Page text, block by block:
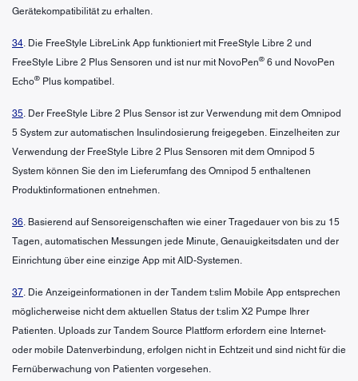
Gerätekompatibilität zu erhalten.
34. Die FreeStyle LibreLink App funktioniert mit FreeStyle Libre 2 und
FreeStyle Libre 2 Plus Sensoren und ist nur mit NovoPen® 6 und NovoPen
Echo® Plus kompatibel.
35. Der FreeStyle Libre 2 Plus Sensor ist zur Verwendung mit dem Omnipod
5 System zur automatischen Insulindosierung freigegeben. Einzelheiten zur
Verwendung der FreeStyle Libre 2 Plus Sensoren mit dem Omnipod 5
System können Sie den im Lieferumfang des Omnipod 5 enthaltenen
Produktinformationen entnehmen.
36. Basierend auf Sensoreigenschaften wie einer Tragedauer von bis zu 15
Tagen, automatischen Messungen jede Minute, Genauigkeitsdaten und der
Einrichtung über eine einzige App mit AID-Systemen.
37. Die Anzeigeinformationen in der Tandem t:slim Mobile App entsprechen
möglicherweise nicht dem aktuellen Status der t:slim X2 Pumpe Ihrer
Patienten. Uploads zur Tandem Source Plattform erfordern eine Internet-
oder mobile Datenverbindung, erfolgen nicht in Echtzeit und sind nicht für die
Fernüberwachung von Patienten vorgesehen.